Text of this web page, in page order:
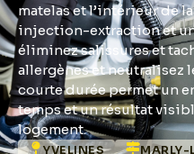
matelas et l’intérieur de
injection-extraction et
éliminez salissures et
allergènes et neutralisez
courte durée permet un
temps et un résultat
logement.
YVELINES